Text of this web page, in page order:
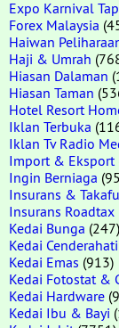
Expo Karnival
Forex Malaysia
Haiwan
Haji & Umrah
Hiasan Dalaman
Hiasan Taman
Hotel Resort
Iklan Terbuka
Iklan Tv Radio
Import & Eksport
Ingin Berniaga
Insurans &
Insurans Roadtax
Kedai Bunga (247)
Kedai
Kedai Emas (913)
Kedai Fotostat &
Kedai Hardware
Kedai Ibu & Bayi